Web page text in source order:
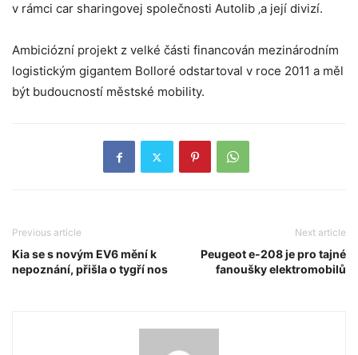
v rámci car sharingovej společnosti Autolib ‚a její divizí.
Ambiciózní projekt z velké části financován mezinárodním
logistickým gigantem Bolloré odstartoval v roce 2011 a měl
být budoucností městské mobility.
Previous article
Kia se s novým EV6 mění k
nepoznání, přišla o tygří nos
Next article
Peugeot e-208 je pro tajné
fanoušky elektromobilů